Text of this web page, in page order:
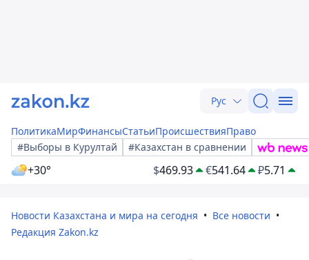
Рус
ПолитикаМирФинансыСтатьиПроисшествияПраво
#Выборы в Курултай
#Казахстан в сравнении
+30° $469.93 €541.64 ₽5.71
Новости Казахстана и мира на сегодня
Все новости
Редакция Zakon.kz